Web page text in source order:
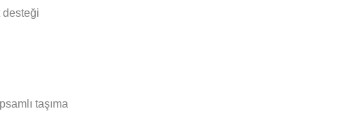
desteği
taşıma